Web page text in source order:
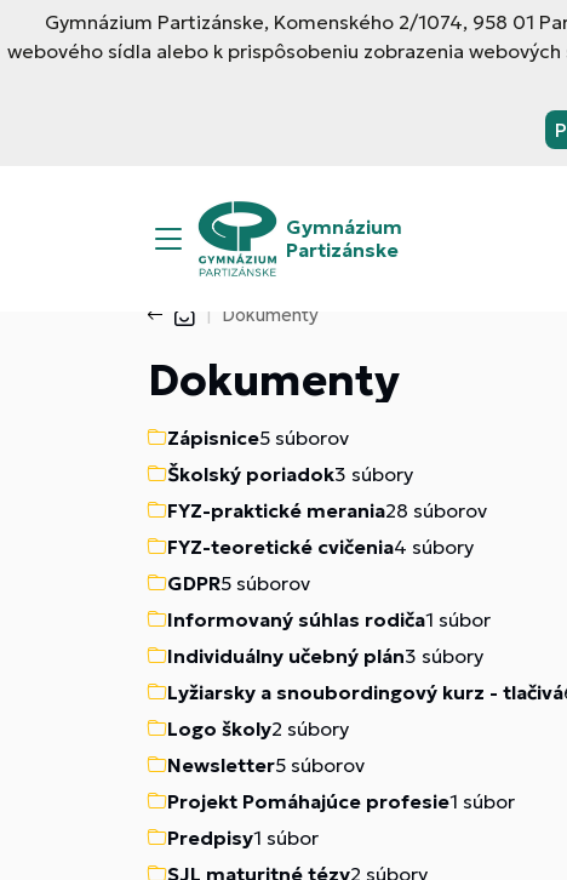
Gymnázium Partizánske, Komenského 2/1074, 958 01
webového sídla alebo k prispôsobeniu zobrazenia
Gymnázium
Partizánske
Dokumenty
Dokumenty
Zápisnice5 súborov
Školský poriadok3 súbory
FYZ-praktické merania28 súborov
FYZ-teoretické cvičenia4 súbory
GDPR5 súborov
Informovaný súhlas rodiča1 súbor
Individuálny učebný plán3 súbory
Lyžiarsky a snoubordingový kurz - tlačivá
Logo školy2 súbory
Newsletter5 súborov
Projekt Pomáhajúce profesie1 súbor
Predpisy1 súbor
SJL maturitné tézy2 súbory